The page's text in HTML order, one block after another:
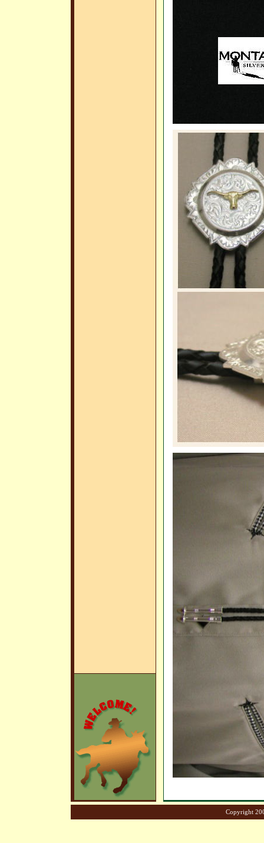
Copyright